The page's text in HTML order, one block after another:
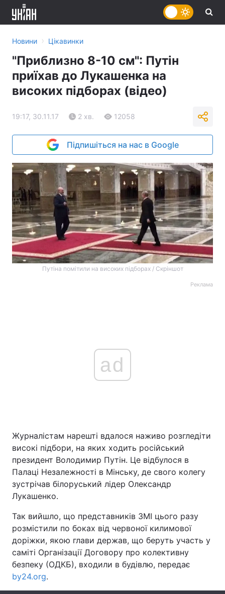
Головна
Україна Політика
Економіка Світ
Наука
Техно і зв'язок
Новини › Цікавинки
"Приблизно 8-10 см": Путін
приїхав до Лукашенка на
високих підборах (відео)
19:17, 30.11.17 2 хв. 12058
Підпишіться на нас в Google
Путіна помітили на високих підборах / Скріншот
Реклама
ad
Журналістам нарешті вдалося наживо розгледіти
високі підбори, на яких ходить російський
президент Володимир Путін. Це відбулося в
Палаці Незалежності в Мінську, де свого колегу
зустрічав білоруський лідер Олександр
Лукашенко.
Так вийшло, що представників ЗМІ цього разу
розмістили по боках від червоної килимової
доріжки, якою глави держав, що беруть участь у
саміті Організації Договору про колективну
безпеку (ОДКБ), входили в будівлю, передає
by24.org.